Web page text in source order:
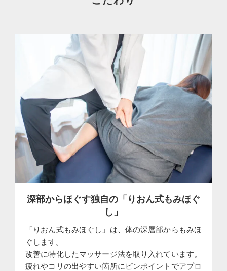
深部からほぐす独自の「りおん式もみほぐ
し」
「りおん式もみほぐし」は、体の深層部からもみほ
ぐします。
改善に特化したマッサージ法を取り入れています。
疲れやコリの出やすい箇所にピンポイントでアプロ